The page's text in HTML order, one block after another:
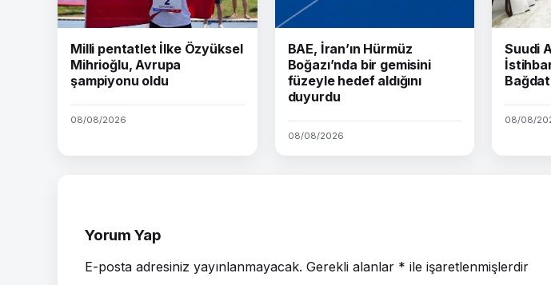
Milli pentatlet İlke Özyüksel
Mihrioğlu, Avrupa
şampiyonu oldu
08/08/2026
BAE, İran’ın Hürmüz
Boğazı’nda bir gemisini
füzeyle hedef aldığını
duyurdu
08/08/2026
Suudi
08/08/
Yorum Yap
E-posta adresiniz yayınlanmayacak. Gerekli alanlar * ile işaretlenmişlerdir